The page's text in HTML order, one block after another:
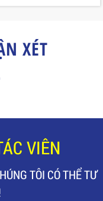
XÉT
VIÊN
TÔI CÓ THỂ TƯ